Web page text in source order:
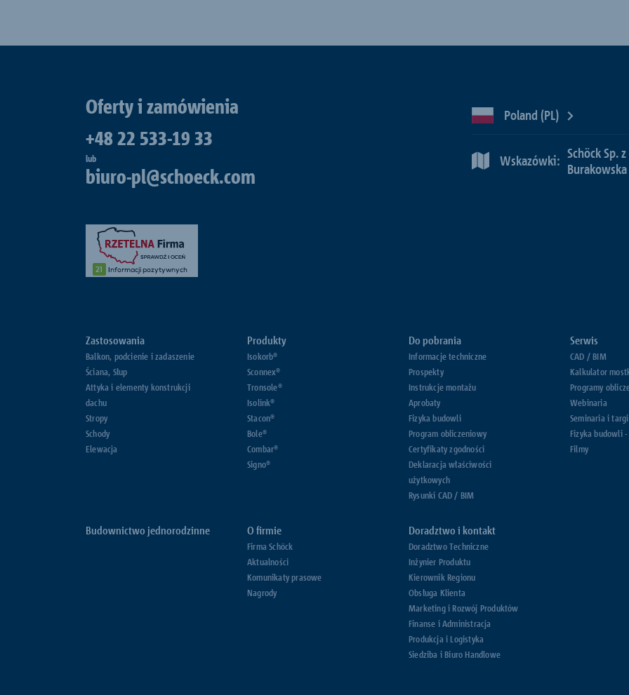
Oferty i zamówienia
+48 22 533-19 33
lub
biuro-pl@schoeck.com
Poland (PL)
Wskazówki: Schöck Sp.
Zastosowania
Balkon, podcienie i zadaszenie
Ściana, Słup
Attyka i elementy konstrukcji
dachu
Stropy
Schody
Elewacja
Produkty
Isokorb®
Sconnex®
Tronsole®
Isolink®
Stacon®
Bole®
Combar®
Signo®
Do pobrania
Informacje techniczne
Prospekty
Instrukcje montażu
Aprobaty
Fizyka budowli
Program obliczeniowy
Certyfikaty zgodności
Deklaracja właściwości
użytkowych
Rysunki CAD / BIM
Serwis
CAD / BIM
Kalkulator
Programy
Webinaria
Seminaria i targi
Fizyka budowli
Filmy
Budownictwo jednorodzinne O firmie
Firma Schöck
Aktualności
Komunikaty prasowe
Nagrody
Doradztwo i kontakt
Doradztwo Techniczne
Inżynier Produktu
Kierownik Regionu
Obsługa Klienta
Marketing i Rozwój Produktów
Finanse i Administracja
Produkcja i Logistyka
Siedziba i Biuro Handlowe